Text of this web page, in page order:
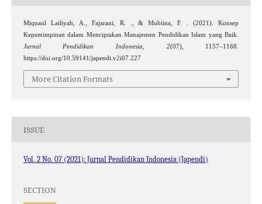
Miqnaul Lailiyah, A., Fajarani, R. ., & Mubiina, F. . (2021). Konsep
Kepemimpinan dalam Menciptakan Manajemen Pendidikan Islam yang Baik.
Jurnal Pendidikan Indonesia
2(07), 1157–1168.
https://doi.org/10.59141/japendi.v2i07.227
More Citation Formats
ISSUE
Vol. 2 No. 07 (2021): Jurnal Pendidikan Indonesia (Japendi)
SECTION